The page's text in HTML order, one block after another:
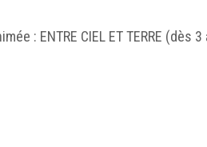
: ENTRE CIEL ET TERRE (dès